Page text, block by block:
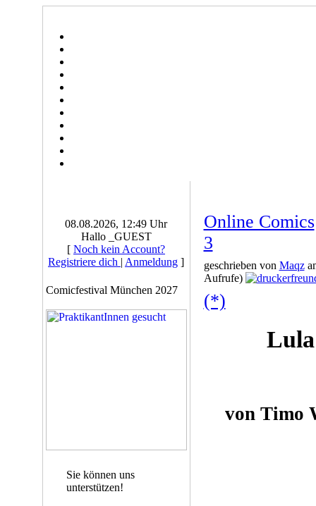
08.08.2026, 12:49 Uhr
Hallo _GUEST
[ Noch kein Account?
Registriere dich | Anmeldung ]
Comicfestival München 2027
Sie können uns
unterstützen!
Online Comics
3
geschrieben von Maqz
Aufrufe)
(*)
von Timo